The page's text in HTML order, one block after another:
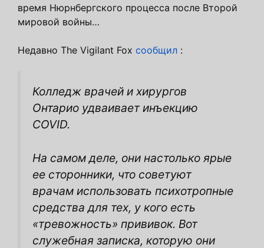
время Нюрнбергского процесса после Второй
мировой войны…
Недавно The Vigilant Fox сообщил :
Колледж врачей и хирургов
Онтарио удваивает инъекцию
COVID.
На самом деле, они настолько ярые
ее сторонники, что советуют
врачам использовать психотропные
средства для тех, у кого есть
«тревожность» прививок. Вот
служебная записка, которую они